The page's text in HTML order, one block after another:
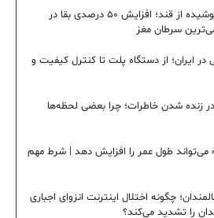
درمان نوین با نانوذرات پوشیده از قند؛ افزایش ۵۰ درصدی بقا در
سرطان مغز
ایران؛ از دستگاه پلت تا کنترل کیفیت و
زنده شدن خاطرات؛ چرا بعضی لحظه‌ها
می‌تواند طول عمر را افزایش دهد | شرط مهم
چگونه اختلال اینترنت انزوای اجباری
را تشدید می‌کند؟